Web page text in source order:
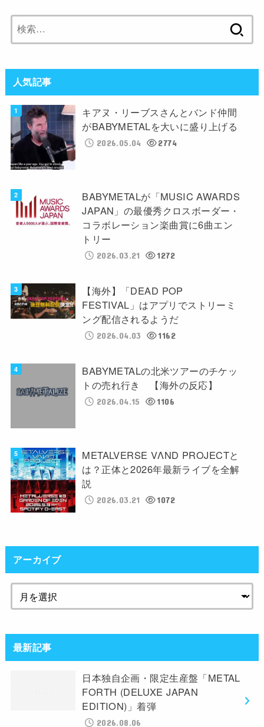
索:
人気記事
キアヌ・リーブスさんとバンド仲間
がBABYMETALを大いに盛り上げる
2026.05.04 2774
BABYMETALが「MUSIC AWARDS
JAPAN」の最優秀クロスボーダー・
コラボレーション楽曲賞に6曲エン
トリー
2026.03.21 1272
【海外】「DEAD POP
FESTIVAL」はアプリでストリーミ
ング配信されるようだ
2026.04.03 1162
BABYMETALの北米ツアーのチケッ
トの売れ行き 【海外の反応】
2026.04.15 1106
METALVERSE VΛND PROJECTと
は？正体と2026年最新ライブを全解
説
2026.03.21 1072
アーカイブ
最新記事
日本独自企画・限定生産盤「METAL
FORTH (DELUXE JAPAN
EDITION)」着弾
2026.08.06